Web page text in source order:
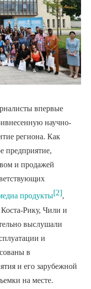
впервые
научно-
региона. Как
предприятие,
и продажей
продукты[2],
Рику, Чили и
выслушали
и
в
и его зарубежной
на месте.